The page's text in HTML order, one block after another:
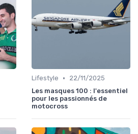
Lifestyle •
22/11/2025
Les masques 100 : l'essentiel
pour les passionnés de
motocross